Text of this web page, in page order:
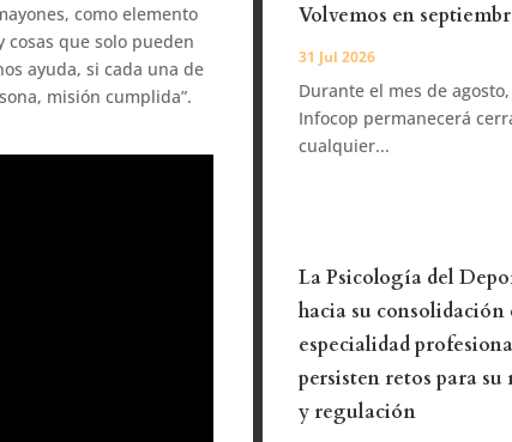
como elemento
cosas que solo pueden
ayuda, si cada una de
misión cumplida”.
Volvemos en
31 Jul 2026
Durante el mes de
Infocop permanecerá
cualquier...
La Psicología del
hacia su consolidación
especialidad
persisten retos para
y regulación